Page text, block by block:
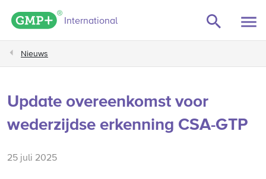
GMP+ logo
International
Nieuws
Update overeenkomst voor
wederzijdse erkenning CSA-GTP
25 juli 2025